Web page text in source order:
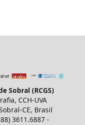
Sobral (RCGS)
CCH-UVA
CE, Brasil
3611.6887 -